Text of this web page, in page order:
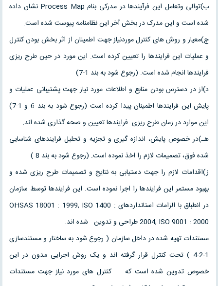
ب)توالی وتعامل این فرآیندها در مدرکی بنام Process Map نشان داده
شده است و این مدرک در بخش آخر این نظامنامه پیوست شده است.
ج)معیار و روش های کنترل موردنیاز جهت اطمینان از اثر بخش بودن کنترل
و عملیات این فرایندها را تعیین کرده است. این مورد در حین طرح ریزی
فرایندها انجام شده است. (رجوع شود به بند 1-7)
د)از در دسترس بودن منابع و اطلاعات مورد نیاز جهت پشتیبانی عملیات و
پایش این فرایندها اطمینان پیدا کرده است (رجوع شود به بند 6 و 1-7)
این موارد در زمان طرح ریزی فرایندها تعیین و صحه گذاری شده اند.
هـ)در خصوص پایش، اندازه گیری و تجزیه و تحلیل فرایندهای شناسایی
شده فوق، تصمیمات لازم را اخذ نموده است. (رجوع شود به بند 8 )
ز)اقدامات لازم را جهت دستیابی به نتایج و تصمیمات طرح ریزی شده و
بهبود مستمر این فرایندها را اجرا نموده است. این فرایندها توسط سازمان
در انطباق با الزامات استانداردهای OHSAS 18001 : 1999, ISO 1400 :
2004, ISO 9001 : 2000 طراحی و تدوین شده اند.
مستندات تهیه شده در داخل سازمان ( رجوع شود به ساختار و مستندسازی
1-2-4 ) تحت کنترل قرار گرفته اند و یک روش اجرایی مدون در این
خصوص تدوین شده است که کنترل های مورد نیاز جهت مستندات